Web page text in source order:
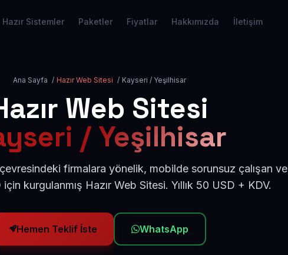
Hazır Sistemler Paketler Fiyatlar Hakkımızda İletişim
Ana Sayfa / Hazır Web Sitesi / Kayseri / Yeşilhisar
Web Sitesi
/ Yeşilhisar
firmalara yönelik, mobilde sorunsuz çalışan ve
kurgulanmış Hazır Web Sitesi. Yıllık 50 USD + KDV.
Hemen Teklif İste WhatsApp